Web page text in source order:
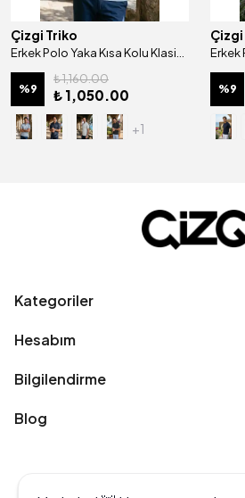
Çizgi Triko
Erkek Polo Yaka Kısa Kolu Klasik Kalıp Düğmeli Cepli Penye Tişört Klasik Kalıp - 5302
%9
₺ 1,160.00
₺ 1,050.00
+1
Çizgi
%9
Kategoriler
Hesabım
Bilgilendirme
Blog